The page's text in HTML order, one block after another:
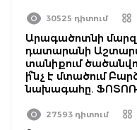
30525 դիտում
Արագածոտնի
դատարանի
տանիքում
ի՞նչ է մտածում
նախագահը.
27593 դիտում